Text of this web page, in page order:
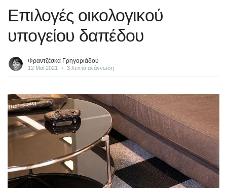
Επιλογές οικολογικού
υπογείου δαπέδου
Φραντζέσκα Γρηγοριάδου
12 Μαΐ 2021 • 3 λεπτά ανάγνωση